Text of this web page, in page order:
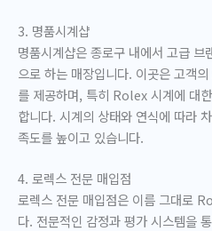
3. 명품시계샵
명품시계샵은 종로구 내에서 고급
으로 하는 매장입니다. 이곳은 고객
를 제공하며, 특히 Rolex 시계에 대
합니다. 시계의 상태와 연식에 따라
족도를 높이고 있습니다.
4. 로렉스 전문 매입점
로렉스 전문 매입점은 이름 그대로
다. 전문적인 감정과 평가 시스템을